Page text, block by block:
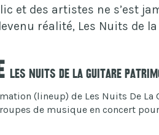
et des artistes ne s’est
réalité, Les Nuits de
Les Nuits De La Guitare
(lineup) de Les Nuits De La
de musique en concert